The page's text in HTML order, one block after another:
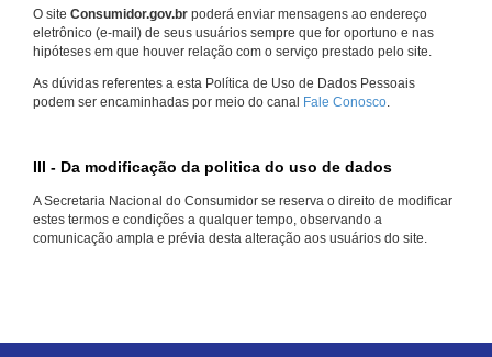
O site Consumidor.gov.br poderá enviar mensagens ao endereço
eletrônico (e-mail) de seus usuários sempre que for oportuno e nas
hipóteses em que houver relação com o serviço prestado pelo site.
As dúvidas referentes a esta Política de Uso de Dados Pessoais
podem ser encaminhadas por meio do canal Fale Conosco.
III - Da modificação da politica do uso de dados
A Secretaria Nacional do Consumidor se reserva o direito de modificar
estes termos e condições a qualquer tempo, observando a
comunicação ampla e prévia desta alteração aos usuários do site.